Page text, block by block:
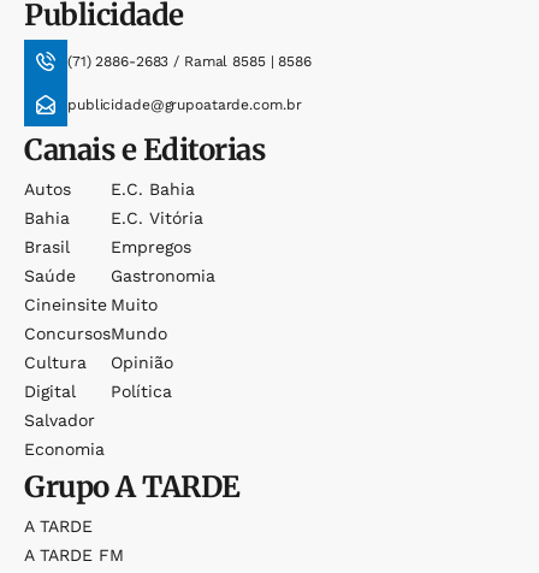
Publicidade
(71) 2886-2683 / Ramal 8585 | 8586
publicidade@grupoatarde.com.br
Canais e Editorias
Autos
Bahia
Brasil
Saúde
Cineinsite
Concursos
Cultura
Digital
Salvador
Economia
E.c. Bahia
E.c. Vitória
Empregos
Gastronomia
Muito
Mundo
Opinião
Política
GrupoA TARDE
A TARDE
A TARDE FM